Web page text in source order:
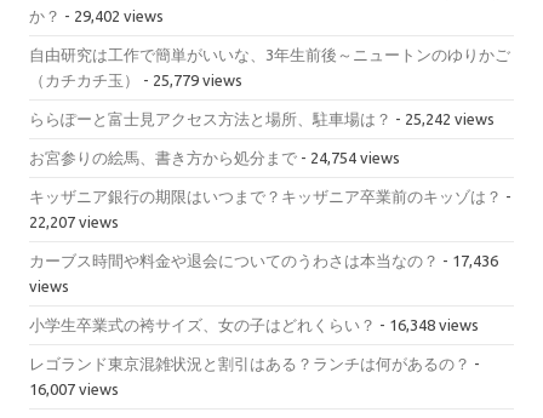
か？ - 29,402 views
自由研究は工作で簡単がいいな、3年生前後～ニュートンのゆりかご
（カチカチ玉）
- 25,779 views
ららぽーと富士見アクセス方法と場所、駐車場は？ - 25,242 views
お宮参りの絵馬、書き方から処分まで - 24,754 views
キッザニア銀行の期限はいつまで？キッザニア卒業前のキッゾは？ -
22,207 views
カーブス時間や料金や退会についてのうわさは本当なの？ - 17,436
views
小学生卒業式の袴サイズ、女の子はどれくらい？ - 16,348 views
レゴランド東京混雑状況と割引はある？ランチは何があるの？ -
16,007 views